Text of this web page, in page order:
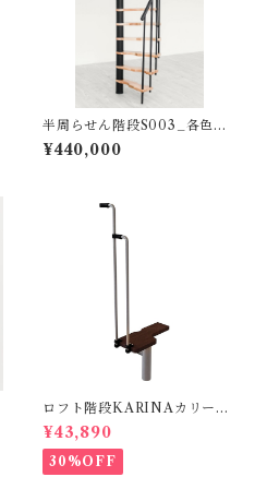
半周らせん階段S003_各色
（標準キット）
¥440,000
ロフト階段KARINAカリーナ
_追加ステップ各色（オプショ
ン）
¥43,890
30%OFF